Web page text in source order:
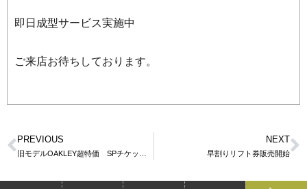
即日成型サービス実施中
ご来店お待ちしております。
PREVIOUS NEXT
早割りリフト券販売開始